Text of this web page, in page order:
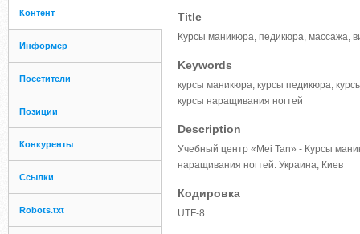
Контент
Информер
Посетители
Позиции
Конкуренты
Ссылки
Robots.txt
Title
Курсы маникюра, педикюра, массажа,
Keywords
курсы маникюра, курсы педикюра,
курсы наращивания ногтей
Description
Учебный центр «Mei Tan» - Курсы
наращивания ногтей. Украина, Киев
Кодировка
UTF-8